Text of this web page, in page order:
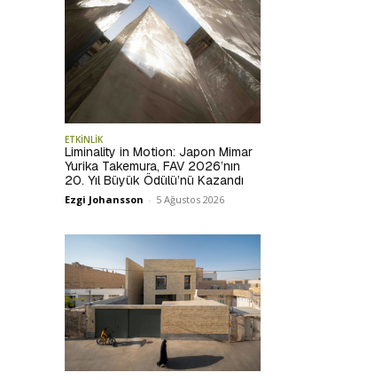
ETKİNLİK
Liminality in Motion: Japon Mimar
Yurika Takemura, FAV 2026’nın
20. Yıl Büyük Ödülü’nü Kazandı
Ezgi Johansson - 5 Ağustos 2026